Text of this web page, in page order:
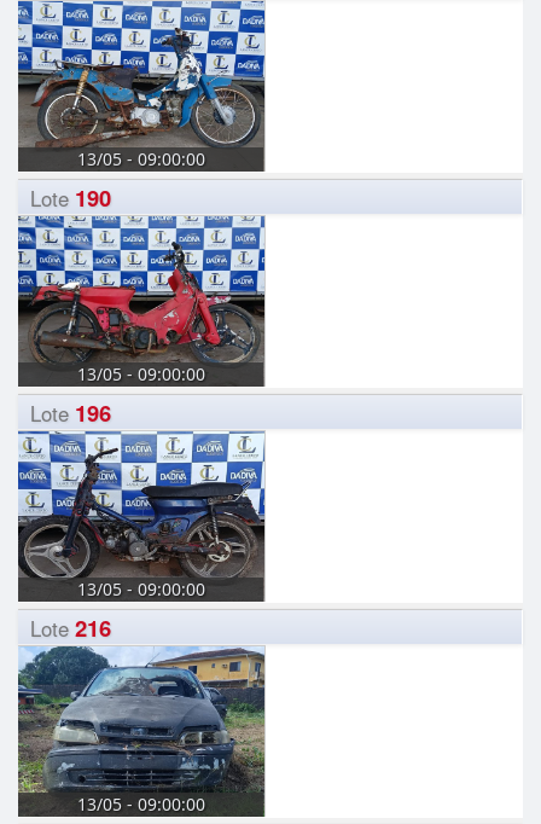
13/05 - 09:00:00
Lote 190
13/05 - 09:00:00
Lote 196
13/05 - 09:00:00
Lote 216
13/05 - 09:00:00